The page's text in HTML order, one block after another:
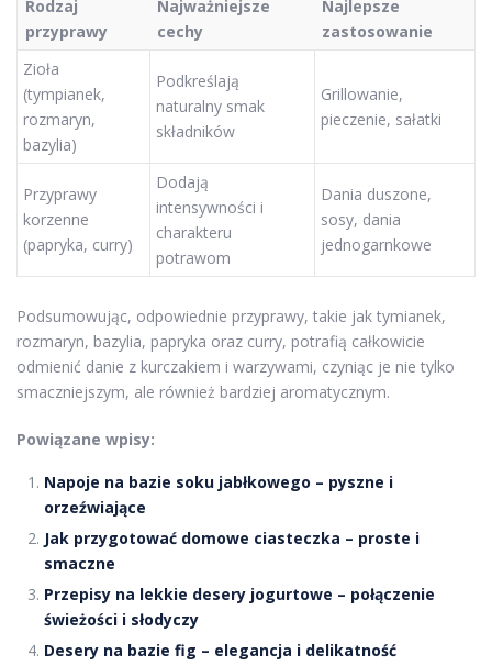
Rodzaj
przyprawy
Najważniejsze
cechy
Najlepsze
zastosowanie
Zioła
(tympianek,
rozmaryn,
bazylia)
Podkreślają
naturalny smak
składników
Grillowanie,
pieczenie, sałatki
Przyprawy
korzenne
(papryka, curry)
Dodają
intensywności i
charakteru
potrawom
Dania duszone,
sosy, dania
jednogarnkowe
Podsumowując, odpowiednie przyprawy, takie jak tymianek,
rozmaryn, bazylia, papryka oraz curry, potrafią całkowicie
odmienić danie z kurczakiem i warzywami, czyniąc je nie tylko
smaczniejszym, ale również bardziej aromatycznym.
Powiązane wpisy:
Napoje na bazie soku jabłkowego – pyszne i
orzeźwiające
Jak przygotować domowe ciasteczka – proste i
smaczne
Przepisy na lekkie desery jogurtowe – połączenie
świeżości i słodyczy
Desery na bazie fig – elegancja i delikatność